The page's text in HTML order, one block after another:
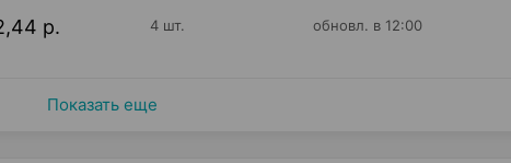
р. 4 шт. обновл. в 12:00
Показать еще